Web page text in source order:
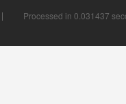
Processed in 0.031437